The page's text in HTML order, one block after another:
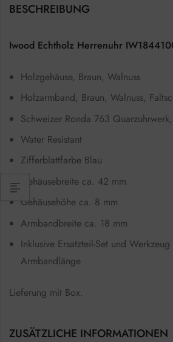
BESCHREIBUNG
Iwood Echtholz Herrenuhr
Holzgehäuse, Braun, Walnuss
Holzarmband, Braun, Walnuss,
Schweizer Ronda 763
Water Resistant
Zifferblattfarbe Blau
Gehäusebreite ca. 42 mm
Gehäusehöhe ca. 8 mm
Armbandbreite ca. 18 mm
Inklusive Ersatzteil-Set und
Armbandlänge
Lieferung mit Box.
ZUSÄTZLICHE INFORMATIONEN